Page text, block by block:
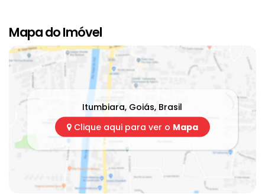
Mapa do Imóvel
Itumbiara, Goiás, Brasil
Clique aqui para ver o Mapa